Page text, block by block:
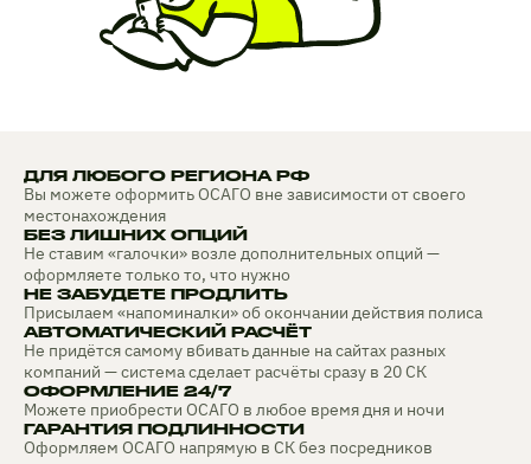
ДЛЯ ЛЮБОГО РЕГИОНА РФ
Вы можете оформить ОСАГО вне зависимости от своего
местонахождения
БЕЗ ЛИШНИХ ОПЦИЙ
Не ставим «галочки» возле дополнительных опций —
оформляете только то, что нужно
НЕ ЗАБУДЕТЕ ПРОДЛИТЬ
Присылаем «напоминалки» об окончании действия полиса
АВТОМАТИЧЕСКИЙ РАСЧЁТ
Не придётся самому вбивать данные на сайтах разных
компаний — система сделает расчёты сразу в 20 СК
ОФОРМЛЕНИЕ 24/7
Можете приобрести ОСАГО в любое время дня и ночи
ГАРАНТИЯ ПОДЛИННОСТИ
Оформляем ОСАГО напрямую в СК без посредников